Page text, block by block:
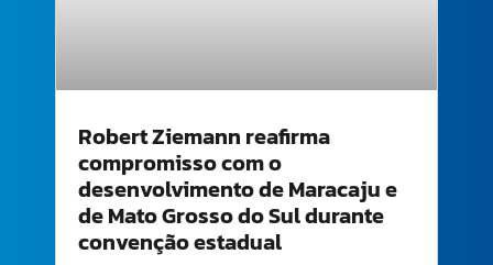
Robert Ziemann reafirma
compromisso com o
desenvolvimento de Maracaju e
de Mato Grosso do Sul durante
convenção estadual